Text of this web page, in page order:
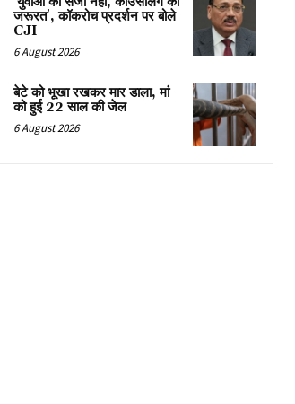
जरूरत', कॉकरोच प्रदर्शन पर बोले
CJI
6 August 2026
बेटे को भूखा रखकर मार डाला, मां
को हुई 22 साल की जेल
6 August 2026